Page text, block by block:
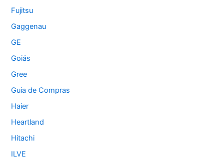
Fujitsu
Gaggenau
GE
Goiás
Gree
Guia de Compras
Haier
Heartland
Hitachi
ILVE